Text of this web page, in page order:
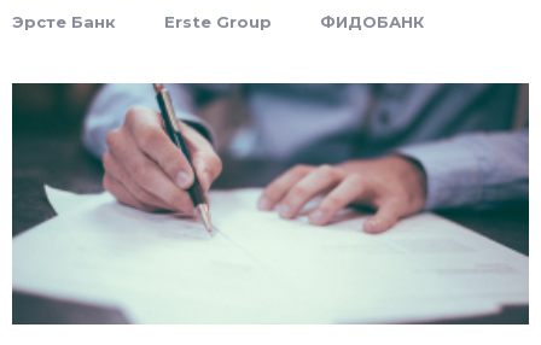
Эрсте Банк Erste Group ФИДОБАНК